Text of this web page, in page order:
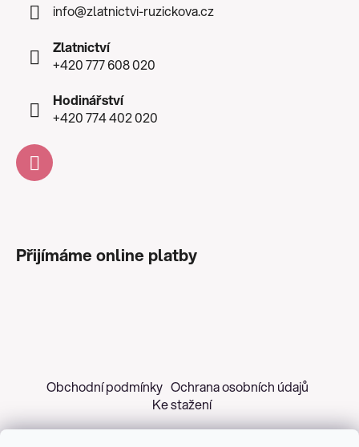
info@zlatnictvi-ruzickova.cz
Zlatnictví
+420 777 608 020
Hodinářství
+420 774 402 020
Přijímáme online platby
Obchodní podmínky Ochrana osobních údajů
Ke stažení